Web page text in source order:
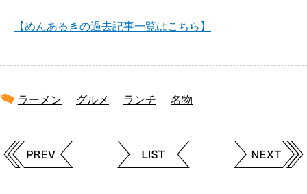
【めんあるきの過去記事一覧はこちら】
ラーメン グルメ ランチ 名物